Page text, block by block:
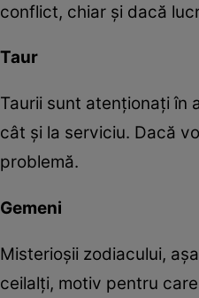
conflict, chiar și dacă
Taur
Taurii sunt atenționați în
cât și la serviciu. Dacă
problemă.
Gemeni
Misterioșii zodiacului,
ceilalți, motiv pentru